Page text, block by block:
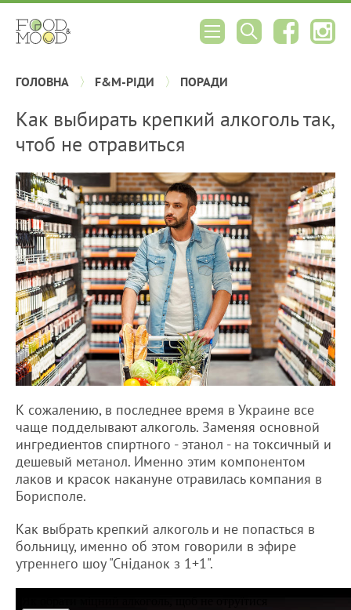
ГОЛОВНА F&M-РІДИ ПОРАДИ
Как выбирать крепкий алкоголь так,
чтоб не отравиться
К сожалению, в последнее время в Украине все
чаще подделывают алкоголь. Заменяя основной
ингредиентов спиртного - этанол - на токсичный и
дешевый метанол. Именно этим компонентом
лаков и красок накануне отравилась компания в
Борисполе.
Как выбрать крепкий алкоголь и не попасться в
больницу, именно об этом говорили в эфире
утреннего шоу "Сніданок з 1+1".